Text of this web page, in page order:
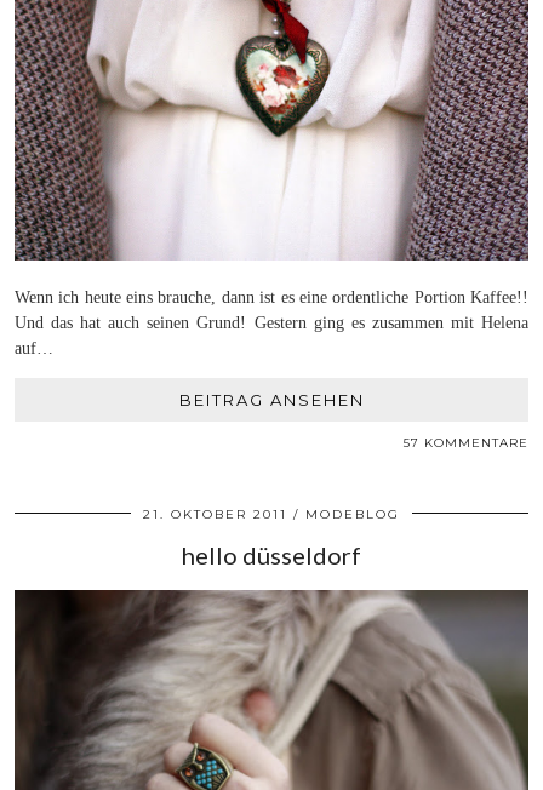
Wenn ich heute eins brauche, dann ist es eine ordentliche Portion Kaffee!!
Und das hat auch seinen Grund! Gestern ging es zusammen mit Helena
auf…
BEITRAG ANSEHEN
57 KOMMENTARE
21. OKTOBER 2011 MODEBLOG
hello düsseldorf